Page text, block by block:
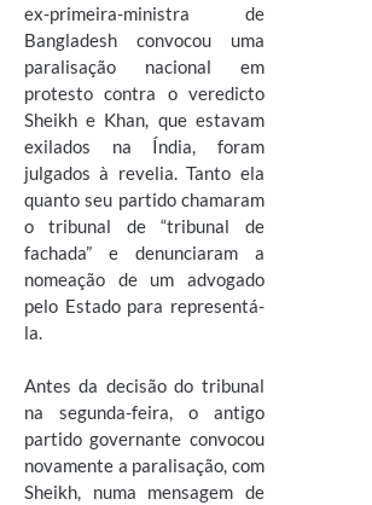
ex-primeira-ministra de
Bangladesh convocou uma
paralisação nacional em
protesto contra o veredicto
Sheikh e Khan, que estavam
exilados na Índia, foram
julgados à revelia. Tanto ela
quanto seu partido chamaram
o tribunal de “tribunal de
fachada” e denunciaram a
nomeação de um advogado
pelo Estado para representá-
la.
Antes da decisão do tribunal
na segunda-feira, o antigo
partido governante convocou
novamente a paralisação, com
Sheikh, numa mensagem de